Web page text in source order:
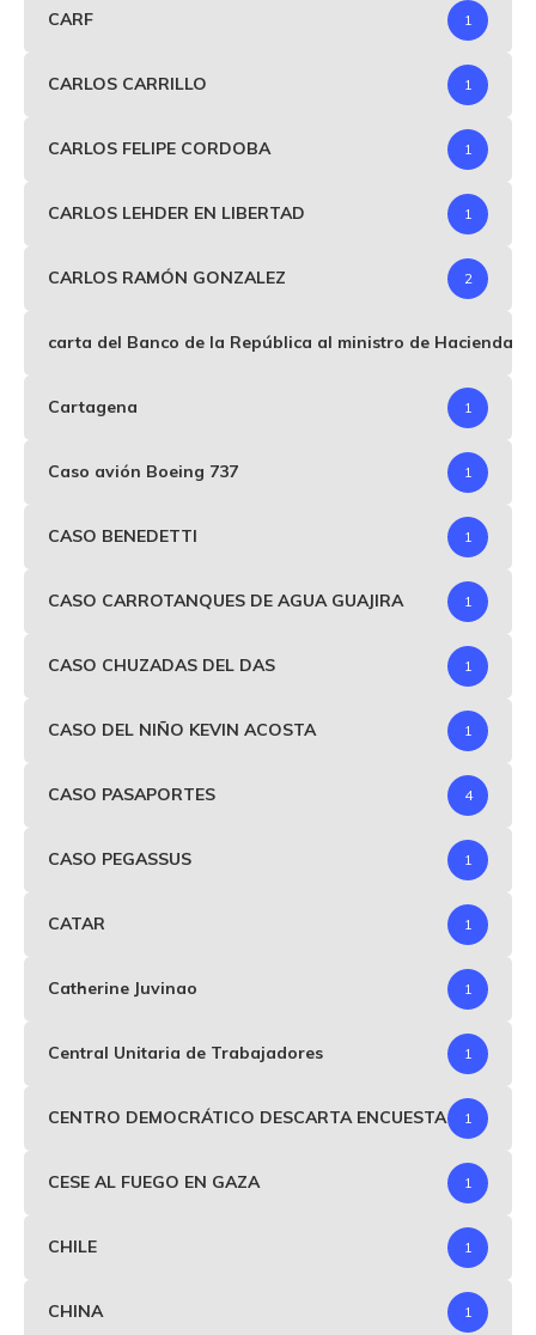
CARF 1
CARLOS CARRILLO 1
CARLOS FELIPE CORDOBA 1
CARLOS LEHDER EN LIBERTAD 1
CARLOS RAMÓN GONZALEZ 2
carta del Banco de la República al ministro de Hacienda
Cartagena 1
Caso avión Boeing 737 1
CASO BENEDETTI 1
CASO CARROTANQUES DE AGUA GUAJIRA 1
CASO CHUZADAS DEL DAS 1
CASO DEL NIÑO KEVIN ACOSTA 1
CASO PASAPORTES 4
CASO PEGASSUS 1
CATAR 1
Catherine Juvinao 1
Central Unitaria de Trabajadores 1
CENTRO DEMOCRÁTICO DESCARTA ENCUESTA 1
CESE AL FUEGO EN GAZA 1
CHILE 1
CHINA 1